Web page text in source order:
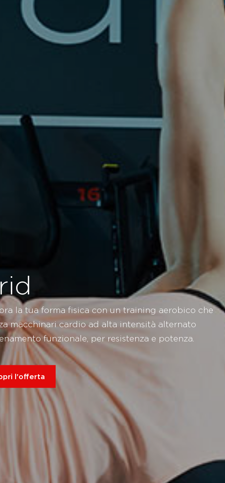
la tua forma fisica con un training aerobico che
macchinari cardio ad alta intensità alternato
funzionale, per resistenza e potenza.
l'offerta